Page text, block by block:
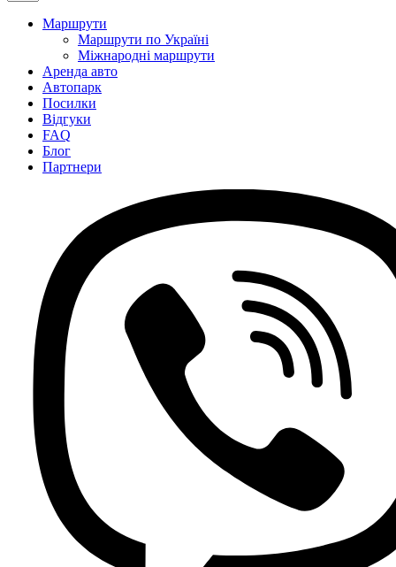
Маршрути
Маршрути по Україні
Міжнародні маршрути
Аренда авто
Автопарк
Посилки
Відгуки
FAQ
Блог
Партнери